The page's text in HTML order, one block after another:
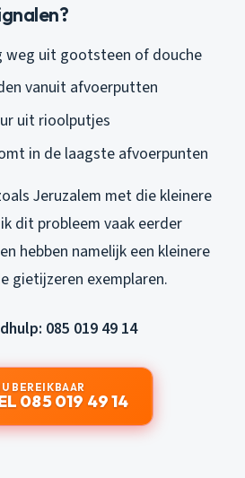
uit gootsteen of douche
vanuit afvoerputten
uit rioolputjes
in de laagste afvoerpunten
Jeruzalem met die kleinere
dit probleem vaak eerder
hebben namelijk een kleinere
gietijzeren exemplaren.
085 019 49 14
BEREIKBAAR
085 019 49 14